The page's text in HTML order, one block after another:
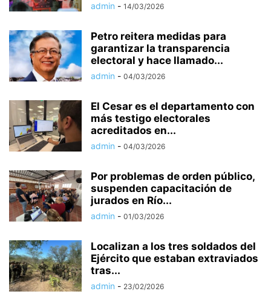
admin - 14/03/2026
Petro reitera medidas para
garantizar la transparencia
electoral y hace llamado...
admin - 04/03/2026
El Cesar es el departamento con
más testigo electorales
acreditados en...
admin - 04/03/2026
Por problemas de orden público,
suspenden capacitación de
jurados en Río...
admin - 01/03/2026
Localizan a los tres soldados del
Ejército que estaban extraviados
tras...
admin - 23/02/2026